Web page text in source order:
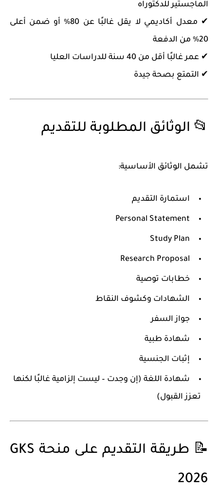
الماجستير للدكتوراه
✔ معدل أكاديمي لا يقل غالبًا عن 80% أو ضمن أعلى
20% من الدفعة
✔ عمر غالبًا أقل من 40 سنة للدراسات العليا
✔ التمتع بصحة جيدة
📂 الوثائق المطلوبة للتقديم
تشمل الوثائق الأساسية:
استمارة التقديم
Personal Statement
Study Plan
Research Proposal
خطابات توصية
الشهادات وكشوف النقاط
جواز السفر
شهادة طبية
إثبات الجنسية
شهادة اللغة (إن وجدت – ليست إلزامية غالبًا لكنها
تعزز القبول)
📝 طريقة التقديم على منحة GKS
2026